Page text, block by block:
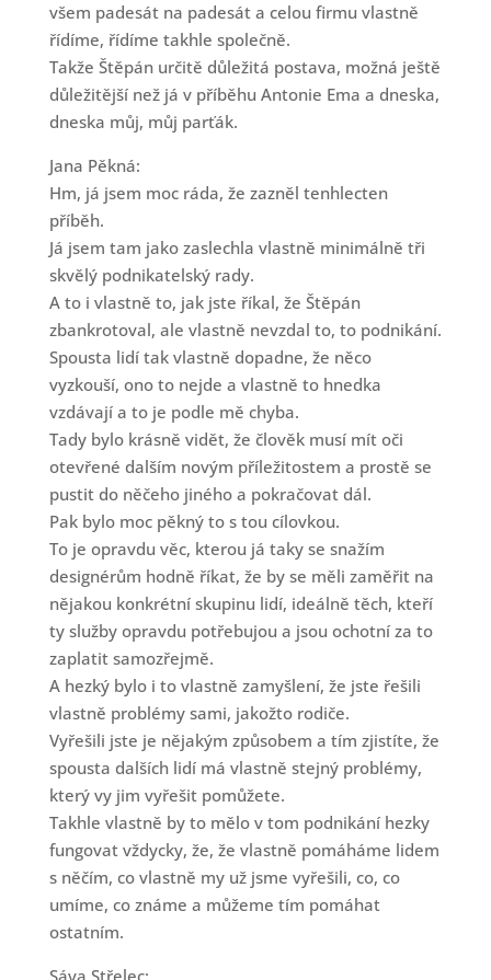
všem padesát na padesát a celou firmu vlastně
řídíme, řídíme takhle společně.
Takže Štěpán určitě důležitá postava, možná ještě
důležitější než já v příběhu Antonie Ema a dneska,
dneska můj, můj parťák.
Jana Pěkná:
Hm, já jsem moc ráda, že zazněl tenhlecten
příběh.
Já jsem tam jako zaslechla vlastně minimálně tři
skvělý podnikatelský rady.
A to i vlastně to, jak jste říkal, že Štěpán
zbankrotoval, ale vlastně nevzdal to, to podnikání.
Spousta lidí tak vlastně dopadne, že něco
vyzkouší, ono to nejde a vlastně to hnedka
vzdávají a to je podle mě chyba.
Tady bylo krásně vidět, že člověk musí mít oči
otevřené dalším novým příležitostem a prostě se
pustit do něčeho jiného a pokračovat dál.
Pak bylo moc pěkný to s tou cílovkou.
To je opravdu věc, kterou já taky se snažím
designérům hodně říkat, že by se měli zaměřit na
nějakou konkrétní skupinu lidí, ideálně těch, kteří
ty služby opravdu potřebujou a jsou ochotní za to
zaplatit samozřejmě.
A hezký bylo i to vlastně zamyšlení, že jste řešili
vlastně problémy sami, jakožto rodiče.
Vyřešili jste je nějakým způsobem a tím zjistíte, že
spousta dalších lidí má vlastně stejný problémy,
který vy jim vyřešit pomůžete.
Takhle vlastně by to mělo v tom podnikání hezky
fungovat vždycky, že, že vlastně pomáháme lidem
s něčím, co vlastně my už jsme vyřešili, co, co
umíme, co známe a můžeme tím pomáhat
ostatním.
Sáva Střelec: